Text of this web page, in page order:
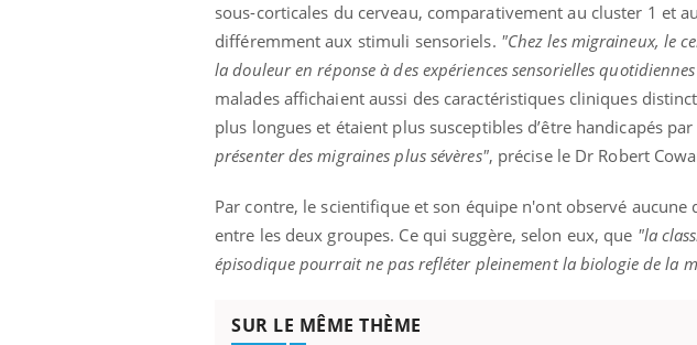
sous-corticales du cerveau, comparativement au cluster 1 et
différemment aux stimuli sensoriels. "Chez les migraineux, le
la douleur en réponse à des expériences sensorielles
malades affichaient aussi des caractéristiques cliniques
plus longues et étaient plus susceptibles d’être handicapés
présenter des migraines plus sévères", précise le Dr Robert
Par contre, le scientifique et son équipe n'ont observé
entre les deux groupes. Ce qui suggère, selon eux, que "la
épisodique pourrait ne pas refléter pleinement la biologie de la
SUR LE MÊME THÈME